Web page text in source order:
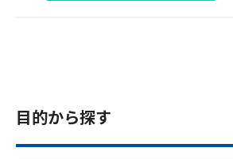
目的から探す